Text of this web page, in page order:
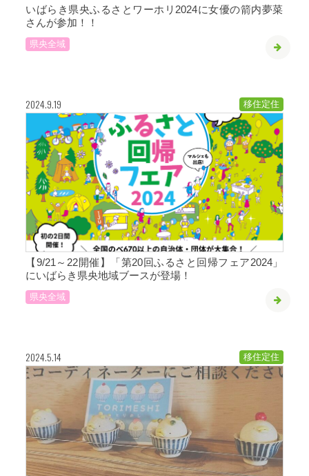
いばらき県央ふるさとワーホリ2024に女優の箭内夢菜
さんが参加！！
県央全域
2024.9.19 移住定住
【9/21～22開催】「第20回ふるさと回帰フェア2024」
にいばらき県央地域ブースが登場！
県央全域
2024.5.14 特集
移住定住